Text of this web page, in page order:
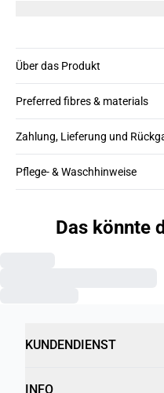
Über das Produkt
Preferred fibres & materials
Zahlung, Lieferung und
Pflege- & Waschhinweise
Das könnte
KUNDENDIENST
INFO